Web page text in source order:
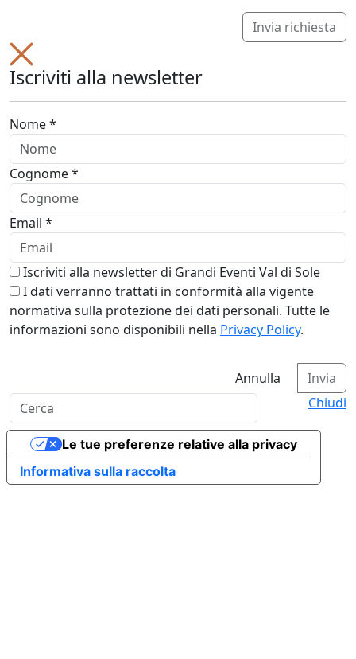
Invia richiesta
Iscriviti alla newsletter
Nome *
Cognome *
Email *
Iscriviti alla newsletter di Grandi Eventi Val di Sole
I dati verranno trattati in conformità alla vigente
normativa sulla protezione dei dati personali. Tutte le
informazioni sono disponibili nella Privacy Policy.
Annulla
Invia
Chiudi
Informativa sulla raccolta
Le tue preferenze relative alla privacy